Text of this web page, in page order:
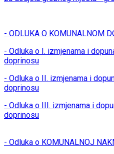
- ODLUKA O KOMUNALNOM
- Odluka o I. izmjenama i
doprinosu
- Odluka o II. izmjenama i
doprinosu
- Odluka o III. izmjenama i
doprinosu
- Odluka o KOMUNALNOJ